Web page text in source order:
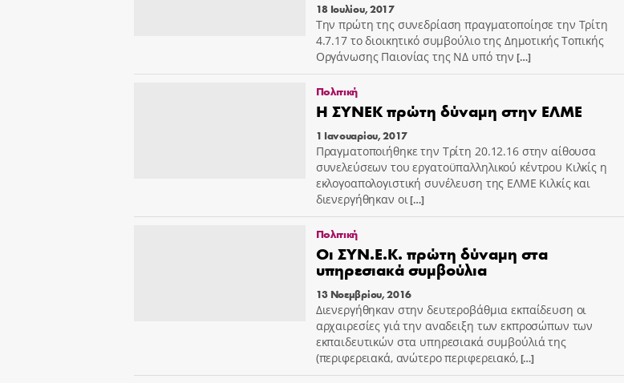
18 Ιουλίου, 2017
Την πρώτη της συνεδρίαση πραγματοποίησε την Τρίτη
4.7.17 το διοικητικό συμβούλιο της Δημοτικής Τοπικής
Οργάνωσης Παιονίας της ΝΔ υπό την […]
Πολιτική
Η ΣΥΝΕΚ πρώτη δύναμη στην ΕΛΜΕ
1 Ιανουαρίου, 2017
Πραγματοποιήθηκε την Τρίτη 20.12.16 στην αίθουσα
συνελεύσεων του εργατοϋπαλληλικού κέντρου Κιλκίς η
εκλογοαπολογιστική συνέλευση της ΕΛΜΕ Κιλκίς και
διενεργήθηκαν οι[…]
Πολιτική
Οι ΣΥΝ.Ε.Κ. πρώτη δύναμη στα
υπηρεσιακά συμβούλια
13 Νοεμβρίου, 2016
Διενεργήθηκαν στην δευτεροβάθμια εκπαίδευση οι
αρχαιρεσίες γιά την αναδειξη των εκπροσώπων των
εκπαιδευτικών στα υπηρεσιακά συμβούλιά της
(περιφερειακά, ανώτερο περιφερειακό,[…]